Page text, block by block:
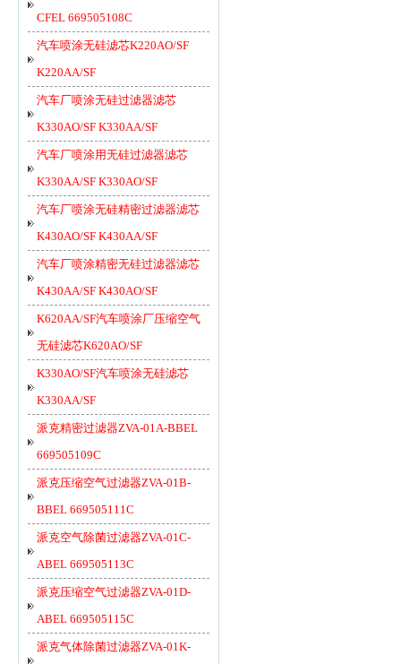
CFEL 669505108C
汽车喷涂无硅滤芯K220AO/SF
K220AA/SF
汽车厂喷涂无硅过滤器滤芯
K330AO/SF K330AA/SF
汽车厂喷涂用无硅过滤器滤芯
K330AA/SF K330AO/SF
汽车厂喷涂无硅精密过滤器滤芯
K430AO/SF K430AA/SF
汽车厂喷涂精密无硅过滤器滤芯
K430AA/SF K430AO/SF
K620AA/SF汽车喷涂厂压缩空气
无硅滤芯K620AO/SF
K330AO/SF汽车喷涂无硅滤芯
K330AA/SF
派克精密过滤器ZVA-01A-BBEL
669505109C
派克压缩空气过滤器ZVA-01B-
BBEL 669505111C
派克空气除菌过滤器ZVA-01C-
ABEL 669505113C
派克压缩空气过滤器ZVA-01D-
ABEL 669505115C
派克气体除菌过滤器ZVA-01K-